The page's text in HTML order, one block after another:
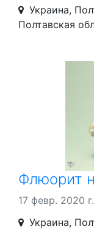
Украина,
Полтавская
Флюорит
17 февр. 2020
Украина,